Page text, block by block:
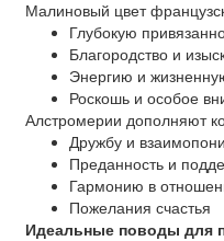
Малиновый цвет
Глубокую
Благородство и
Энергию и
Роскошь и особое
Алстромерии дополняют
Дружбу и
Преданность и
Гармонию в
Пожелания счастья
Идеальные поводы для